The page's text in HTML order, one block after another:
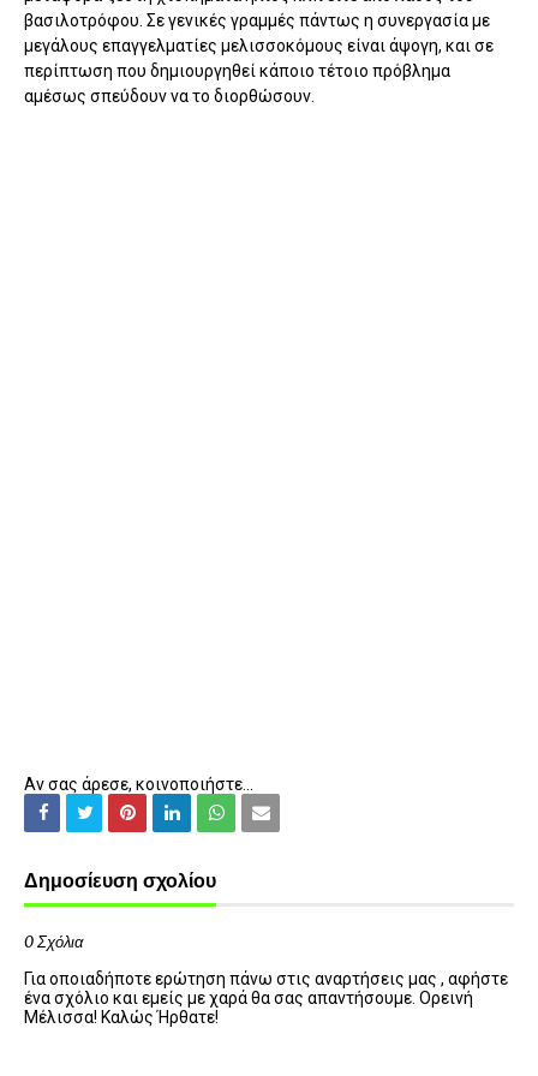
βασιλοτρόφου. Σε γενικές γραμμές πάντως η συνεργασία με
μεγάλους επαγγελματίες μελισσοκόμους είναι άψογη, και σε
περίπτωση που δημιουργηθεί κάποιο τέτοιο πρόβλημα
αμέσως σπεύδουν να το διορθώσουν.
Αν σας άρεσε, κοινοποιήστε...
Δημοσίευση σχολίου
0 Σχόλια
Για οποιαδήποτε ερώτηση πάνω στις αναρτήσεις μας , αφήστε
ένα σχόλιο και εμείς με χαρά θα σας απαντήσουμε. Ορεινή
Μέλισσα! Καλώς Ήρθατε!